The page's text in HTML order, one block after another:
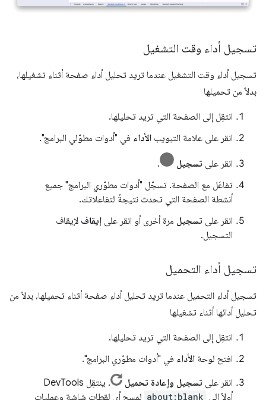
تسجيل أداء وقت التشغيل
تسجيل أداء وقت التشغيل عندما تريد تحليل أداء صفحة أثناء تشغيلها،
بدلاً من تحميلها
انتقِل إلى الصفحة التي تريد تحليلها.
انقر على علامة التبويب الأداء في "أدوات مطوّلي البرامج".
انقر على تسجيل
.
تفاعَل مع الصفحة. تسجّل "أدوات مطوّري البرامج" جميع
أنشطة الصفحة التي تحدث نتيجةً لتفاعلاتك.
انقر على تسجيل مرة أخرى أو انقر على إيقاف لإيقاف
التسجيل.
تسجيل أداء التحميل
تسجيل أداء التحميل عندما تريد تحليل أداء صفحة أثناء تحميلها، بدلاً من
تحليل أدائها أثناء تشغيلها
انتقِل إلى الصفحة التي تريد تحليلها.
افتح لوحة الأداء في "أدوات مطوّري البرامج".
انقر على تسجيل وإعادة تحميل
. ينتقِل DevTools
أولاً إلى about:blank لمسح أي لقطات شاشة وعمليات